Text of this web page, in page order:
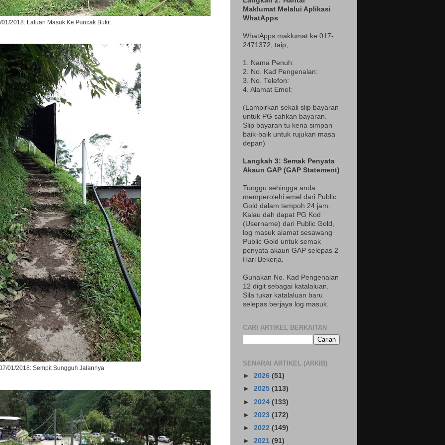
01/2018: Laluan Masuk Ke Puncak Bukit
01/2018: Sempit Sungguh Jalannya
Maklumat Melalui Aplikasi
WhatApps
WhatApps maklumat ke 017-
2471372 , taip;
1. Nama Penuh:
2. No. Kad Pengenalan:
3. No. Telefon:
4. Alamat Emel:
(Lampirkan sekali slip bayaran
untuk PG sahkan bayaran.
Slip bayaran tu kena simpan
baik-baik untuk rujukan masa
depan)
Langkah 3: Semak Penyata
Akaun GAP (GAP Statement)
Tunggu sehingga anda
memperolehi emel dari Public
Gold dalam tempoh 24 jam.
Kalau dah dapat PG Kod
(Username) dari Public Gold,
log masuk alamat sesawang
Public Gold untuk semak
penyata akaun GAP selepas 2
Hari Bekerja.
Gunakan No. Kad Pengenalan
12 digit sebagai katalaluan.
Sila tukar katalaluan baru
selepas berjaya log masuk.
CARI ARTIKEL BERKAITAN
SENARAI ARTIKEL (ARKIB)
► 2026 (51)
► 2025 (113)
► 2024 (133)
► 2023 (172)
► 2022 (149)
► 2021 (91)